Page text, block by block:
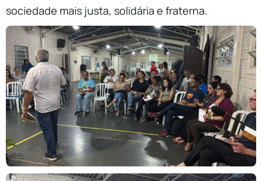
sociedade mais justa, solidária e fraterna.